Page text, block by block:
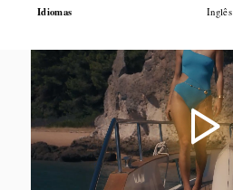
Idiomas Inglês